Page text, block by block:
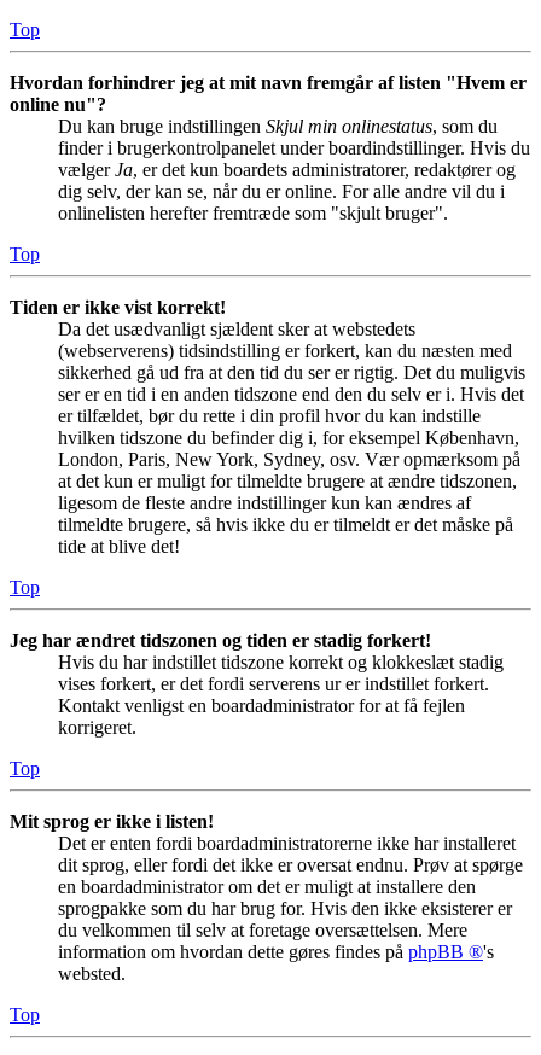
Top
Hvordan forhindrer jeg at mit navn fremgår af listen "Hvem er
online nu"?
Du kan bruge indstillingen Skjul min onlinestatus, som du
finder i brugerkontrolpanelet under boardindstillinger. Hvis du
vælgerJa, er det kun boardets administratorer, redaktører og
dig selv, der kan se, når du er online. For alle andre vil du i
onlinelisten herefter fremtræde som "skjult bruger".
Top
Tiden er ikke vist korrekt!
Da det usædvanligt sjældent sker at webstedets
(webserverens) tidsindstilling er forkert, kan du næsten med
sikkerhed gå ud fra at den tid du ser er rigtig. Det du muligvis
ser er en tid i en anden tidszone end den du selv er i. Hvis det
er tilfældet, bør du rette i din profil hvor du kan indstille
hvilken tidszone du befinder dig i, for eksempel København,
London, Paris, New York, Sydney, osv. Vær opmærksom på
at det kun er muligt for tilmeldte brugere at ændre tidszonen,
ligesom de fleste andre indstillinger kun kan ændres af
tilmeldte brugere, så hvis ikke du er tilmeldt er det måske på
tide at blive det!
Top
Jeg har ændret tidszonen og tiden er stadig forkert!
Hvis du har indstillet tidszone korrekt og klokkeslæt stadig
vises forkert, er det fordi serverens ur er indstillet forkert.
Kontakt venligst en boardadministrator for at få fejlen
korrigeret.
Top
Mit sprog er ikke i listen!
Det er enten fordi boardadministratorerne ikke har installeret
dit sprog, eller fordi det ikke er oversat endnu. Prøv at spørge
en boardadministrator om det er muligt at installere den
sprogpakke som du har brug for. Hvis den ikke eksisterer er
du velkommen til selv at foretage oversættelsen. Mere
information om hvordan dette gøres findes på phpBB ®'s
websted.
Top